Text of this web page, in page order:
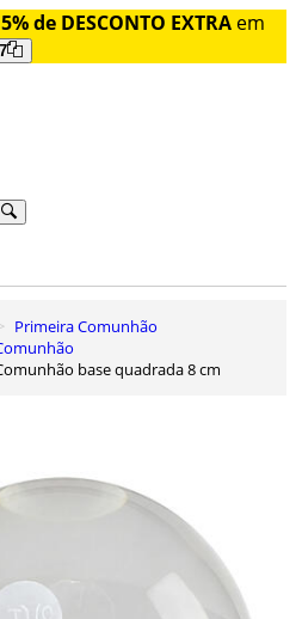
de DESCONTO EXTRA em
Primeira Comunhão
base quadrada 8 cm